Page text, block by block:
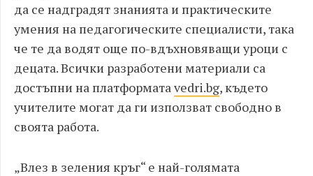
да се надградят знанията и практическите
умения на педагогическите специалисти, така
че те да водят още по-вдъхновяващи уроци с
децата. Всички разработени материали са
достъпни на платформатаvedri.bg, където
учителите могат да ги използват свободно в
своята работа.
„Влез в зеления кръг“ е най-голямата